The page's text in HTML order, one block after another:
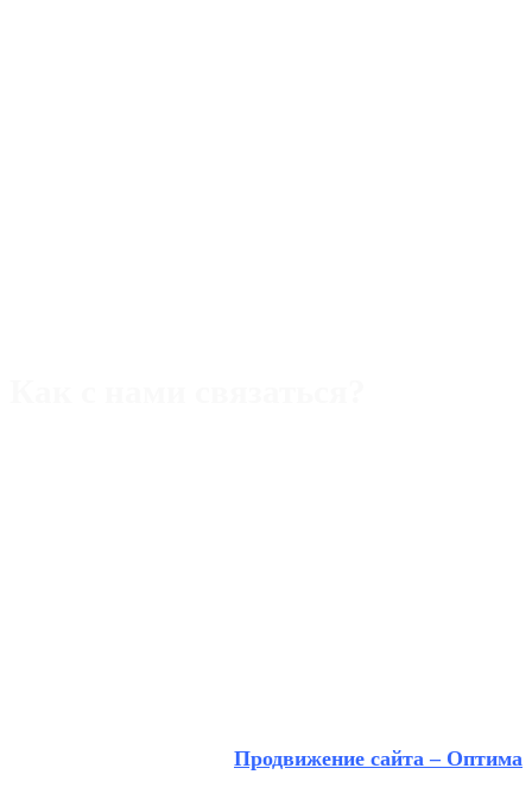
Продвижение сайта – Оптима